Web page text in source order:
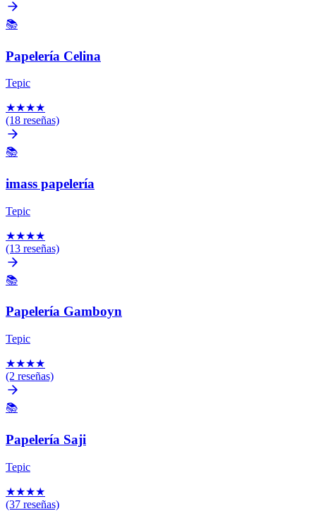
📚
Papelería Celina
Tepic
★★★★
(18 reseñas)
📚
imass papelería
Tepic
★★★★
(13 reseñas)
📚
Papelería Gamboyn
Tepic
★★★★
(2 reseñas)
📚
Papelería Saji
Tepic
★★★★
(37 reseñas)